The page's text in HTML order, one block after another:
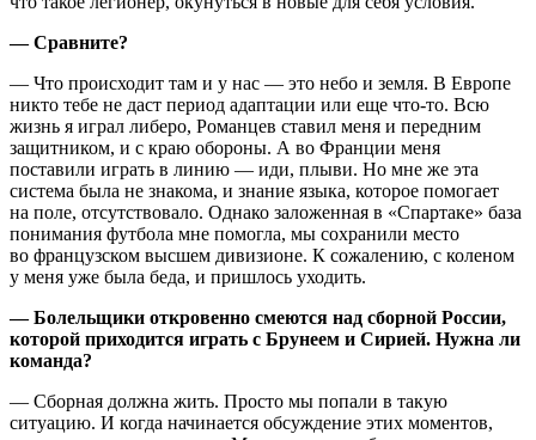
— Сравните?
— Что происходит там и у нас — это небо и земля. В Европе
никто тебе не даст период адаптации или еще что-то. Всю
жизнь я играл либеро, Романцев ставил меня и передним
защитником, и с краю обороны. А во Франции меня
поставили играть в линию — иди, плыви. Но мне же эта
система была не знакома, и знание языка, которое помогает
на поле, отсутствовало. Однако заложенная в «Спартаке» база
понимания футбола мне помогла, мы сохранили место
во французском высшем дивизионе. К сожалению, с коленом
у меня уже была беда, и пришлось уходить.
— Болельщики откровенно смеются над сборной России,
которой приходится играть с Брунеем и Сирией. Нужна ли
команда?
— Сборная должна жить. Просто мы попали в такую
ситуацию. И когда начинается обсуждение этих моментов,